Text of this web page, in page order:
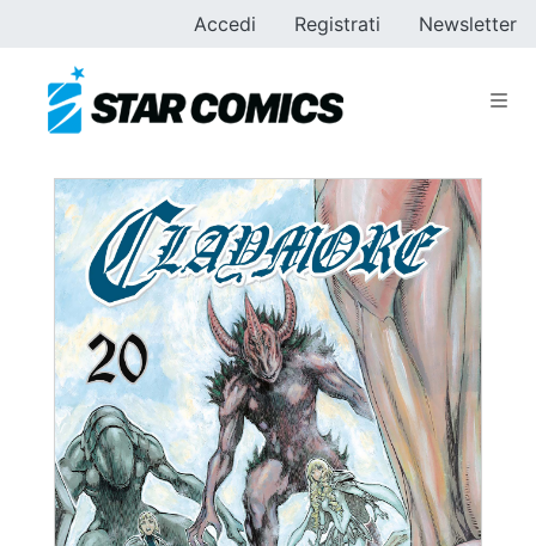
Accedi Registrati Newsletter